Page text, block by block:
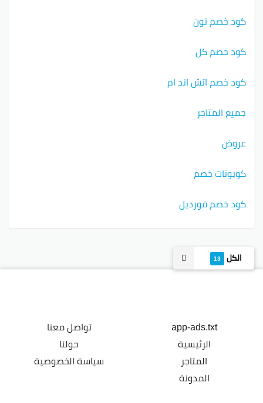
الكل 13
كود خصم نون
كود خصم كل
كود خصم اتش اند ام
جميع المتاجر
عروض
كوبونات خصم
كود خصم فورديل
app-ads.txt
الرئيسية
المتاجر
المدونة
تواصل معنا
حولنا
سياسة الخصوصية